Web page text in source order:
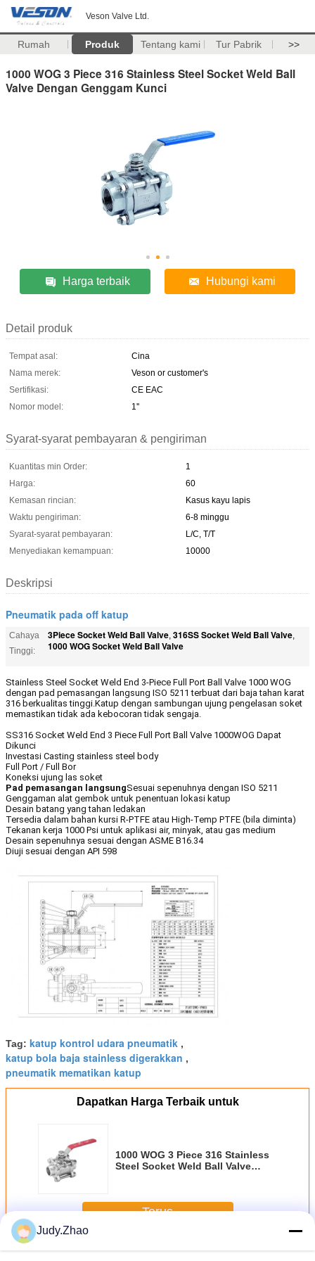
Veson Valve Ltd.
Rumah Produk Tentang kami Tur Pabrik >>
1000 WOG 3 Piece 316 Stainless Steel Socket Weld Ball
Valve Dengan Genggam Kunci
Harga terbaik Hubungi kami
Detail produk
Tempat asal:
Cina
Nama merek:
Veson or customer's
Sertifikasi:
CE EAC
Nomor model:
1''
Syarat-syarat pembayaran & pengiriman
Kuantitas min Order:
1
Harga:
60
Kemasan rincian:
Kasus kayu lapis
Waktu pengiriman:
6-8 minggu
Syarat-syarat pembayaran:
L/C, T/T
Menyediakan kemampuan:
10000
Deskripsi
Pneumatik pada off katup
Cahaya
Tinggi:
3Piece Socket Weld Ball Valve, 316SS Socket Weld Ball Valve,
1000 WOG Socket Weld Ball Valve
Stainless Steel Socket Weld End 3-Piece Full Port Ball Valve 1000 WOG
dengan pad pemasangan langsung ISO 5211 terbuat dari baja tahan karat
316 berkualitas tinggi.Katup dengan sambungan ujung pengelasan soket
memastikan tidak ada kebocoran tidak sengaja.
SS316 Socket Weld End 3 Piece Full Port Ball Valve 1000WOG Dapat
Dikunci
Investasi Casting stainless steel body
Full Port / Full Bor
Koneksi ujung las soket
Pad pemasangan langsungSesuai sepenuhnya dengan ISO 5211
Genggaman alat gembok untuk penentuan lokasi katup
Desain batang yang tahan ledakan
Tersedia dalam bahan kursi R-PTFE atau High-Temp PTFE (bila diminta)
Tekanan kerja 1000 Psi untuk aplikasi air, minyak, atau gas medium
Desain sepenuhnya sesuai dengan ASME B16.34
Diuji sesuai dengan API 598
Tag: katup kontrol udara pneumatik ,
katup bola baja stainless digerakkan ,
pneumatik mematikan katup
Dapatkan Harga Terbaik untuk
1000 WOG 3 Piece 316 Stainless
Steel Socket Weld Ball Valve
Terus
LebihPneumatik pada off katup
Judy.Zhao